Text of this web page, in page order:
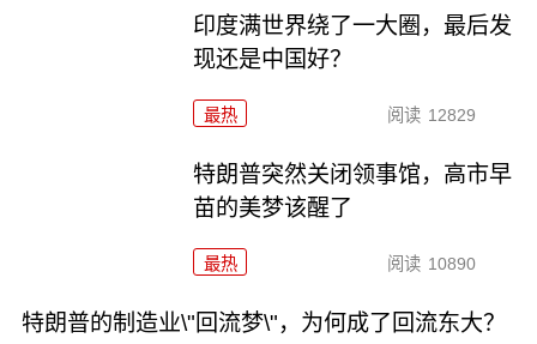
印度满世界绕了一大圈，最后发
现还是中国好？
最热 阅读 12829
特朗普突然关闭领事馆，高市早
苗的美梦该醒了
最热 阅读 10890
特朗普的制造业\"回流梦\"，为何成了回流东大？